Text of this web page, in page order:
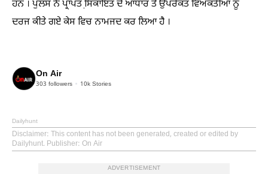
ਹਨ । ਪੁਲਸ ਨੇ ਪ੍ਰਾਪਤ ਸਿ਼ਕਾਇਤ ਦੇ ਆਧਾਰ ਤੇ ਉਪਰੋਕਤ ਵਿਅਕਤੀਆਂ ਨੂੰ
ਦਰਜ ਕੀਤੇ ਗਏ ਕੇਸ ਵਿਚ ਨਾਮਜਦ ਕਰ ਲਿਆ ਹੈ ।
On Air
303 followers 10k Stories
Dailyhunt
Disclaimer: This content has not been generated, created or edited by
Dailyhunt. Publisher: On Air
ADVERTISEMENT